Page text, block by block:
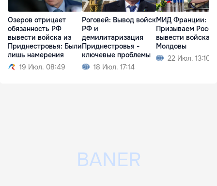
Озеров отрицает
обязанность РФ
вывести войска из
Приднестровья: Были
лишь намерения
19 Июл. 08:49
Роговей: Вывод войск
РФ и
демилитаризация
Приднестровья -
ключевые проблемы
18 Июл. 17:14
МИД Франции:
Призываем
вывести войска
Молдовы
22 Июл. 13:10